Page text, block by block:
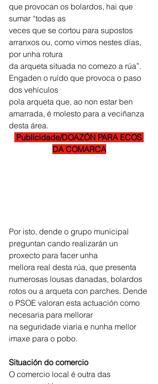
que provocan os bolardos, hai que
sumar “todas as
veces que se cortou para supostos
arranxos ou, como vimos nestes días,
por unha rotura
da arqueta situada no comezo a rúa”.
Engaden o ruído que provoca o paso
dos vehículos
pola arqueta que, ao non estar ben
amarrada, é molesto para a veciñanza
desta área.
Publicidade/DOAZÓN PARA ECOS
DA COMARCA
Por isto, dende o grupo municipal
preguntan cando realizarán un
proxecto para facer unha
mellora real desta rúa, que presenta
numerosas lousas danadas, bolardos
rotos ou a arqueta con parches. Dende
o PSOE valoran esta actuación como
necesaria para mellorar
na seguridade viaria e nunha mellor
imaxe para o pobo.
Situación do comercio
O comercio local é outra das